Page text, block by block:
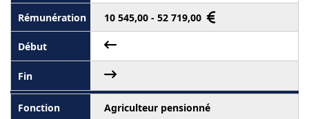
10 545,00 - 52 719,00
Agriculteur pensionné